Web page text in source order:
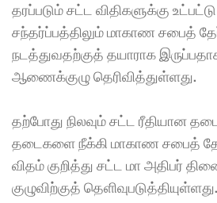
தரப்படும் சட்ட விதிகளுக்கு
சந்தர்ப்பத்திலும் மாகாண சபைத்
நடத்துவதற்குத் தயாராக
ஆணைக்குழு தெரிவித்துள்ளது.
தற்போது நிலவும் சட்ட ரீதியான
தடைகளை நீக்கி மாகாண சபைத்
விதம் குறித்து சட்ட மா அதிபர்
குழுவிற்குத் தெளிவுபடுத்தியுள்ளது.